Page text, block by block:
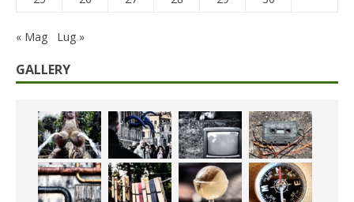
« Mag Lug »
GALLERY